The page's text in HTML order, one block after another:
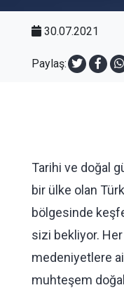
30.07.2021
Paylaş:
Tarihi ve doğal
bir ülke olan
bölgesinde
sizi bekliyor.
medeniyetlere
muhteşem